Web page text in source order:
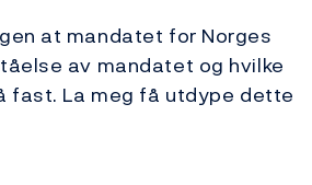
at mandatet for Norges
av mandatet og hvilke
fast. La meg få utdype dette